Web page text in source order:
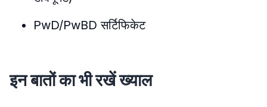
PwD/PwBD सर्टिफिकेट
इन बातों का भी रखें ख्याल